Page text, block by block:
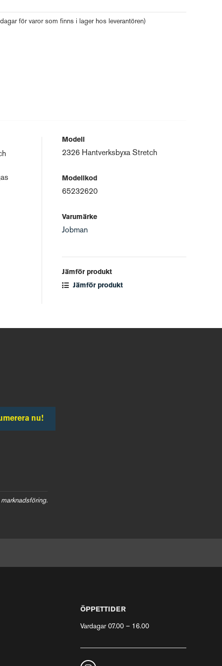
för varor som finns i lager hos leverantören)
Modell
2326 Hantverksbyxa Stretch
Modellkod
65232620
Varumärke
Jobman
Jämför produkt
Jämför produkt
nu!
ÖPPETTIDER
Vardagar 07.00 – 16.00